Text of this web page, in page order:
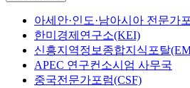
아세안·인도·남아시아 전문가
한미경제연구소(KEI)
신흥지역정보종합지식포탈
APEC 연구컨소시엄 사무국
중국전문가포럼(CSF)